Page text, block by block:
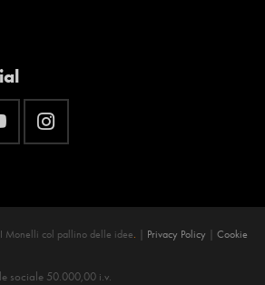
col pallino delle idee. Privacy Policy
Cookie
sociale 50.000,00 i.v.